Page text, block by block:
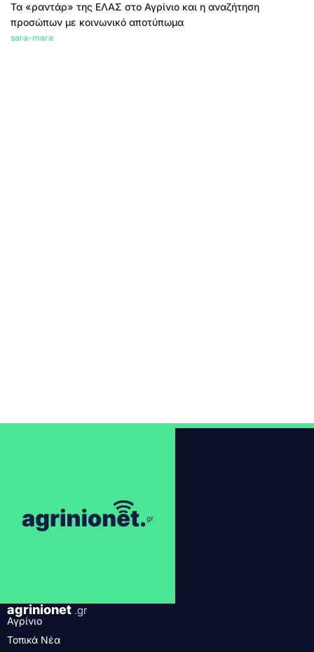
Τα «ραντάρ» της ΕΛΑΣ στο Αγρίνιο και η αναζήτηση
προσώπων με κοινωνικό αποτύπωμα
sara-mara
agrinionet .gr
Αγρίνιο
Τοπικά Νέα